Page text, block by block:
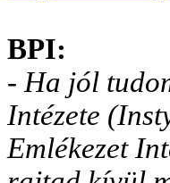
BPI:
- Ha jól
Intézete
Emlékezet